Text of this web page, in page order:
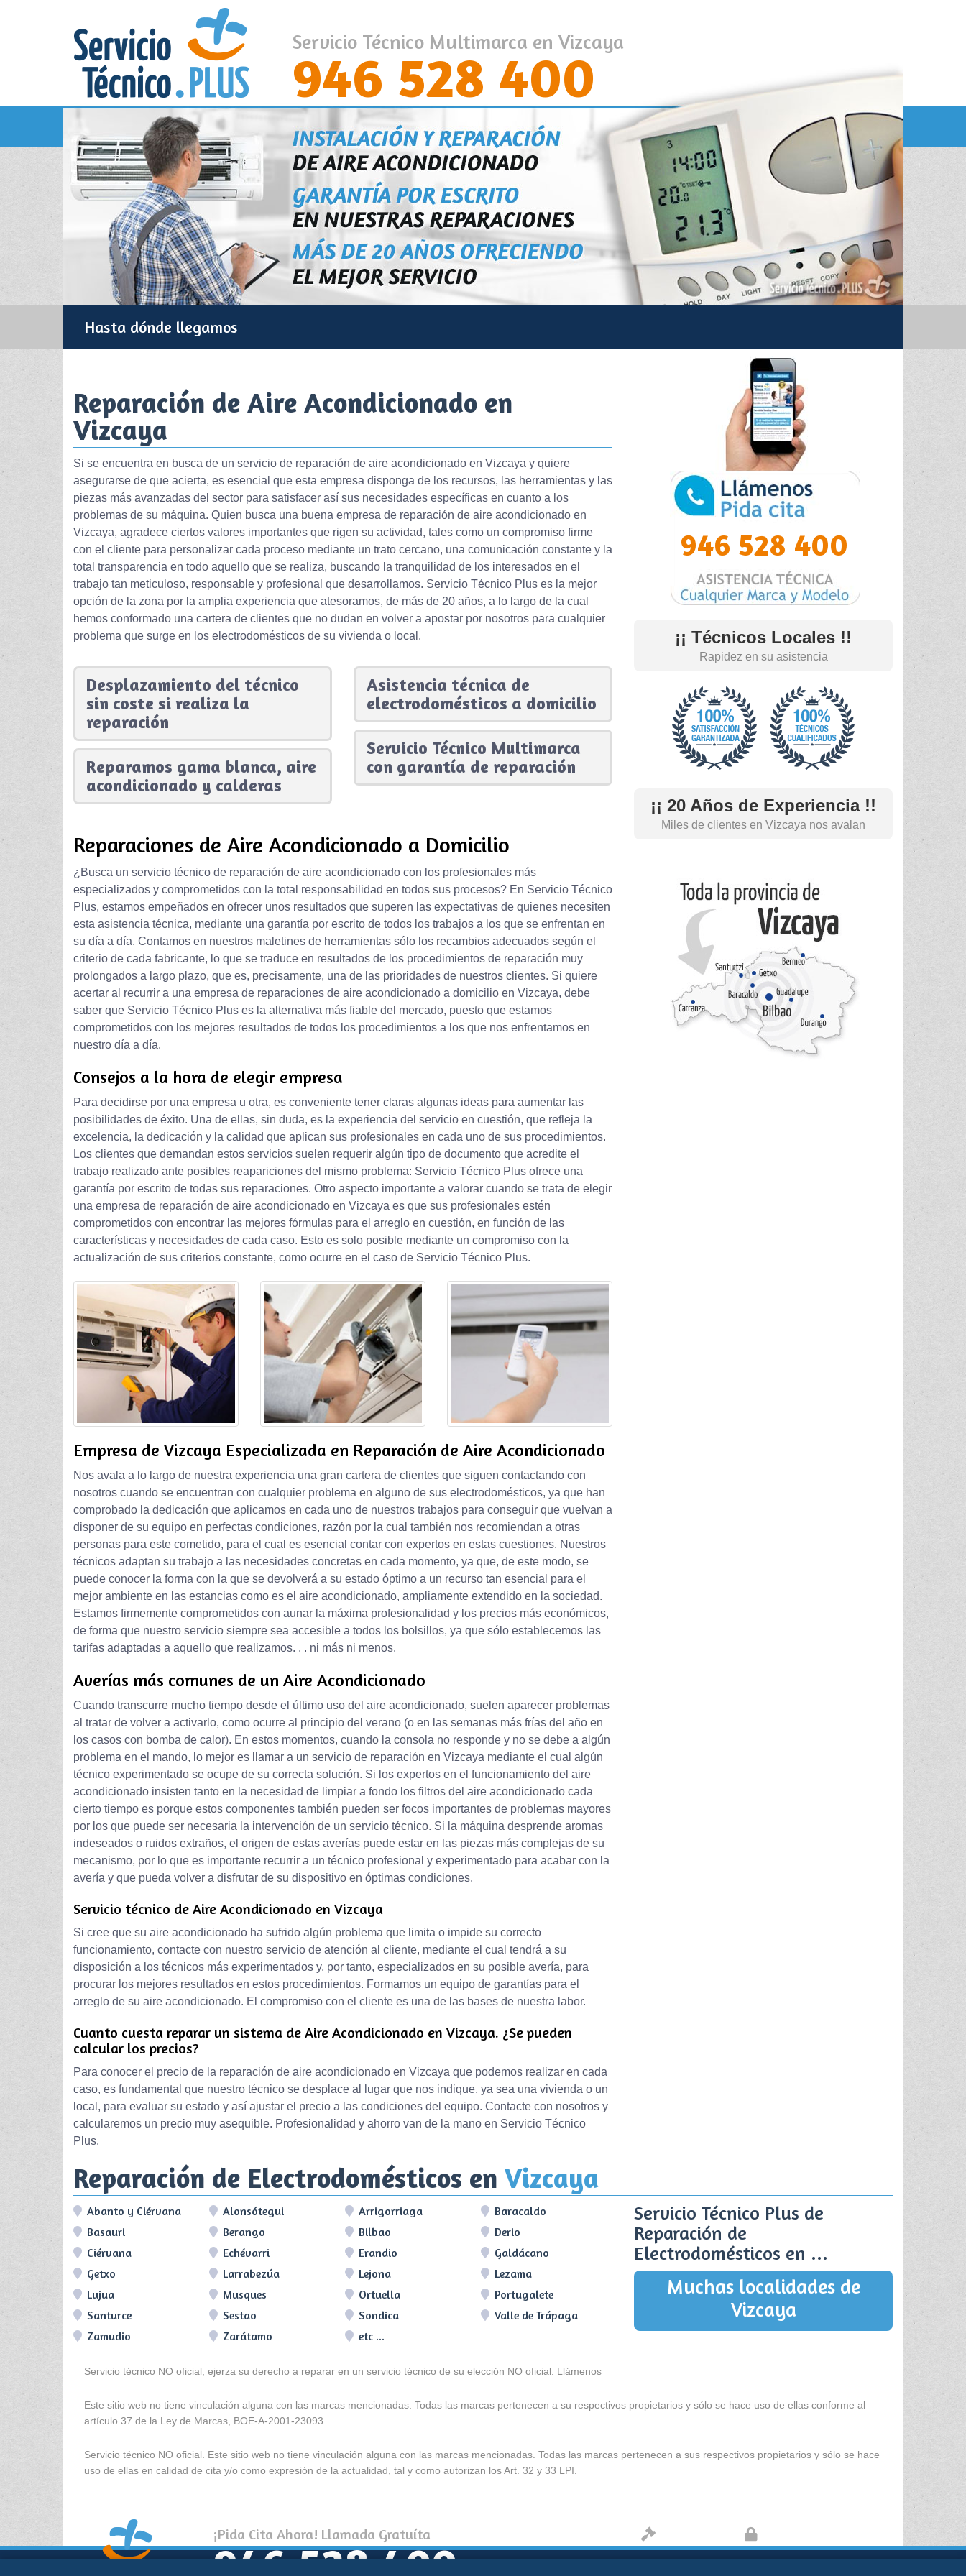
Servicio Técnico Multimarca en Vizcaya
946 528 400
Hasta dónde llegamos
Reparación de Aire Acondicionado en
Vizcaya
Si se encuentra en busca de un servicio de reparación de aire acondicionado en Vizcaya y quiere
asegurarse de que acierta, es esencial que esta empresa disponga de los recursos, las herramientas y las
piezas más avanzadas del sector para satisfacer así sus necesidades específicas en cuanto a los
problemas de su máquina. Quien busca una buena empresa de reparación de aire acondicionado en
Vizcaya, agradece ciertos valores importantes que rigen su actividad, tales como un compromiso firme
con el cliente para personalizar cada proceso mediante un trato cercano, una comunicación constante y la
total transparencia en todo aquello que se realiza, buscando la tranquilidad de los interesados en el
trabajo tan meticuloso, responsable y profesional que desarrollamos. Servicio Técnico Plus es la mejor
opción de la zona por la amplia experiencia que atesoramos, de más de 20 años, a lo largo de la cual
hemos conformado una cartera de clientes que no dudan en volver a apostar por nosotros para cualquier
problema que surge en los electrodomésticos de su vivienda o local.
Desplazamiento del técnico
sin coste si realiza la
reparación
Reparamos gama blanca, aire
acondicionado y calderas
Asistencia técnica de
electrodomésticos a domicilio
Servicio Técnico Multimarca
con garantía de reparación
Reparaciones de Aire Acondicionado a Domicilio
¿Busca un servicio técnico de reparación de aire acondicionado con los profesionales más
especializados y comprometidos con la total responsabilidad en todos sus procesos? En Servicio Técnico
Plus, estamos empeñados en ofrecer unos resultados que superen las expectativas de quienes necesiten
esta asistencia técnica, mediante una garantía por escrito de todos los trabajos a los que se enfrentan en
su día a día. Contamos en nuestros maletines de herramientas sólo los recambios adecuados según el
criterio de cada fabricante, lo que se traduce en resultados de los procedimientos de reparación muy
prolongados a largo plazo, que es, precisamente, una de las prioridades de nuestros clientes. Si quiere
acertar al recurrir a una empresa de reparaciones de aire acondicionado a domicilio en Vizcaya, debe
saber que Servicio Técnico Plus es la alternativa más fiable del mercado, puesto que estamos
comprometidos con los mejores resultados de todos los procedimientos a los que nos enfrentamos en
nuestro día a día.
Consejos a la hora de elegir empresa
Para decidirse por una empresa u otra, es conveniente tener claras algunas ideas para aumentar las
posibilidades de éxito. Una de ellas, sin duda, es la experiencia del servicio en cuestión, que refleja la
excelencia, la dedicación y la calidad que aplican sus profesionales en cada uno de sus procedimientos.
Los clientes que demandan estos servicios suelen requerir algún tipo de documento que acredite el
trabajo realizado ante posibles reapariciones del mismo problema: Servicio Técnico Plus ofrece una
garantía por escrito de todas sus reparaciones. Otro aspecto importante a valorar cuando se trata de elegir
una empresa de reparación de aire acondicionado en Vizcaya es que sus profesionales estén
comprometidos con encontrar las mejores fórmulas para el arreglo en cuestión, en función de las
características y necesidades de cada caso. Esto es solo posible mediante un compromiso con la
actualización de sus criterios constante, como ocurre en el caso de Servicio Técnico Plus.
Empresa de Vizcaya Especializada en Reparación de Aire Acondicionado
Nos avala a lo largo de nuestra experiencia una gran cartera de clientes que siguen contactando con
nosotros cuando se encuentran con cualquier problema en alguno de sus electrodomésticos, ya que han
comprobado la dedicación que aplicamos en cada uno de nuestros trabajos para conseguir que vuelvan a
disponer de su equipo en perfectas condiciones, razón por la cual también nos recomiendan a otras
personas para este cometido, para el cual es esencial contar con expertos en estas cuestiones. Nuestros
técnicos adaptan su trabajo a las necesidades concretas en cada momento, ya que, de este modo, se
puede conocer la forma con la que se devolverá a su estado óptimo a un recurso tan esencial para el
mejor ambiente en las estancias como es el aire acondicionado, ampliamente extendido en la sociedad.
Estamos firmemente comprometidos con aunar la máxima profesionalidad y los precios más económicos,
de forma que nuestro servicio siempre sea accesible a todos los bolsillos, ya que sólo establecemos las
tarifas adaptadas a aquello que realizamos. . . ni más ni menos.
Averías más comunes de un Aire Acondicionado
Cuando transcurre mucho tiempo desde el último uso del aire acondicionado, suelen aparecer problemas
al tratar de volver a activarlo, como ocurre al principio del verano (o en las semanas más frías del año en
los casos con bomba de calor). En estos momentos, cuando la consola no responde y no se debe a algún
problema en el mando, lo mejor es llamar a un servicio de reparación en Vizcaya mediante el cual algún
técnico experimentado se ocupe de su correcta solución. Si los expertos en el funcionamiento del aire
acondicionado insisten tanto en la necesidad de limpiar a fondo los filtros del aire acondicionado cada
cierto tiempo es porque estos componentes también pueden ser focos importantes de problemas mayores
por los que puede ser necesaria la intervención de un servicio técnico. Si la máquina desprende aromas
indeseados o ruidos extraños, el origen de estas averías puede estar en las piezas más complejas de su
mecanismo, por lo que es importante recurrir a un técnico profesional y experimentado para acabar con la
avería y que pueda volver a disfrutar de su dispositivo en óptimas condiciones.
Servicio técnico de Aire Acondicionado en Vizcaya
Si cree que su aire acondicionado ha sufrido algún problema que limita o impide su correcto
funcionamiento, contacte con nuestro servicio de atención al cliente, mediante el cual tendrá a su
disposición a los técnicos más experimentados y, por tanto, especializados en su posible avería, para
procurar los mejores resultados en estos procedimientos. Formamos un equipo de garantías para el
arreglo de su aire acondicionado. El compromiso con el cliente es una de las bases de nuestra labor.
Cuanto cuesta reparar un sistema de Aire Acondicionado en Vizcaya. ¿Se pueden
calcular los precios?
Para conocer el precio de la reparación de aire acondicionado en Vizcaya que podemos realizar en cada
caso, es fundamental que nuestro técnico se desplace al lugar que nos indique, ya sea una vivienda o un
local, para evaluar su estado y así ajustar el precio a las condiciones del equipo. Contacte con nosotros y
calcularemos un precio muy asequible. Profesionalidad y ahorro van de la mano en Servicio Técnico
Plus.
946 528 400
¡¡ Técnicos Locales !!
Rapidez en su asistencia
¡¡ 20 Años de Experiencia !!
Miles de clientes en Vizcaya nos avalan
Reparación de Electrodomésticos en Vizcaya
Abanto y Ciérvana Alonsótegui Arrigorriaga
Baracaldo
Basauri
Berango Bilbao
Derio
Ciérvana
Echévarri Erandio
Galdácano
Getxo
Larrabezúa Lejona
Lezama
Lujua
Musques Ortuella
Portugalete
Santurce
Sestao Sondica
Valle de Trápaga
Zamudio
Zarátamo etc ...
Servicio Técnico Plus de
Reparación de
Electrodomésticos en ...
Muchas localidades de
Vizcaya
Servicio técnico NO oficial, ejerza su derecho a reparar en un servicio técnico de su elección NO oficial. Llámenos
Este sitio web no tiene vinculación alguna con las marcas mencionadas. Todas las marcas pertenecen a su respectivos propietarios y sólo se hace uso de ellas conforme al
artículo 37 de la Ley de Marcas, BOE-A-2001-23093
Servicio técnico NO oficial. Este sitio web no tiene vinculación alguna con las marcas mencionadas. Todas las marcas pertenecen a sus respectivos propietarios y sólo se hace
uso de ellas en calidad de cita y/o como expresión de la actualidad, tal y como autorizan los Art. 32 y 33 LPI.
¡Pida Cita Ahora! Llamada Gratuíta
946 528 400